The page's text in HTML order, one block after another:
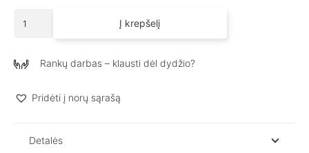
kostiumas
RĖJA
Į krepšelį
Rankų darbas – klausti dėl dydžio?
Pridėti į norų sąrašą
Detalės